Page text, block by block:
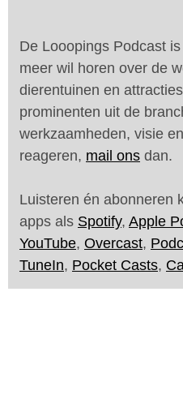
De Looopings Podcast
meer wil horen over de
dierentuinen en
prominenten uit de
werkzaamheden, visie
reageren, mail ons dan.
Luisteren én abonneren
apps als Spotify, Apple
YouTube, Overcast,
TuneIn, Pocket Casts,